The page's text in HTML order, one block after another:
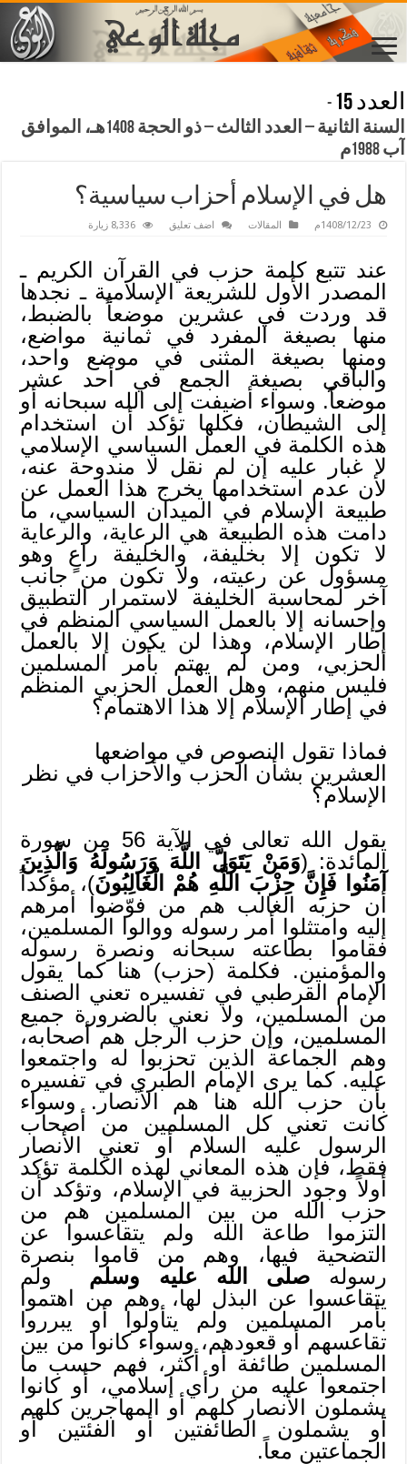
العدد 15
-
السنة الثانية – العدد الثالث – ذو الحجة 1408هـ، الموافق
آب 1988م
هل في الإسلام أحزاب سياسية؟
1408/12/23م المقالات اضف تعليق 8,336 زيارة
عند تتبع كلمة حزب في القرآن الكريم ـ
المصدر الأول للشريعة الإسلامية ـ نجدها
قد وردت في عشرين موضعاً بالضبط،
منها بصيغة المفرد في ثمانية مواضع،
ومنها بصيغة المثنى في موضع واحد،
والباقي بصيغة الجمع في أحد عشر
موضعاً. وسواء أضيفت إلى الله سبحانه أو
إلى الشيطان، فكلها تؤكد أن استخدام
هذه الكلمة في العمل السياسي الإسلامي
لا غبار عليه إن لم نقل لا مندوحة عنه،
لأن عدم استخدامها يخرج هذا العمل عن
طبيعة الإسلام في الميدان السياسي، ما
دامت هذه الطبيعة هي الرعاية، والرعاية
لا تكون إلا بخليفة، والخليفة راعٍ وهو
مسؤول عن رعيته، ولا تكون من جانب
آخر لمحاسبة الخليفة لاستمرار التطبيق
وإحسانه إلا بالعمل السياسي المنظم في
إطار الإسلام، وهذا لن يكون إلا بالعمل
الحزبي، ومن لم يهتم بأمر المسلمين
فليس منهم، وهل العمل الحزبي المنظم
في إطار الإسلام إلا هذا الاهتمام؟
فماذا تقول النصوص في مواضعها
العشرين بشأن الحزب والأحزاب في نظر
الإسلام؟
يقول الله تعالى في الآية 56 من سورة
المائدة: (وَمَنْ يَتَوَلَّ اللَّهَ وَرَسُولَهُ وَالَّذِينَ
آمَنُوا فَإِنَّ حِزْبَ اللَّهِ هُمْ الْغَالِبُونَ)، مؤكداً
أن حزبه الغالب هم من فوّضوا أمرهم
إليه وامتثلوا أمر رسوله ووالوا المسلمين،
فقاموا بطاعته سبحانه ونصرة رسوله
والمؤمنين. فكلمة (حزب) هنا كما يقول
الإمام القرطبي في تفسيره تعني الصنف
من المسلمين، ولا نعني بالضرورة جميع
المسلمين، وإن حزب الرجل هم أصحابه،
وهم الجماعة الذين تحزبوا له واجتمعوا
عليه. كما يرى الإمام الطبري في تفسيره
بأن حزب الله هنا هم الأنصار. وسواء
كانت تعني كل المسلمين من أصحاب
الرسول عليه السلام أو تعني الأنصار
فقط، فإن هذه المعاني لهذه الكلمة تؤكد
أولاً وجود الحزبية في الإسلام، وتؤكد أن
حزب الله من بين المسلمين هم من
التزموا طاعة الله ولم يتقاعسوا عن
التضحية فيها، وهم من قاموا بنصرة
رسوله صلى الله عليه وسلم
ولم
يتقاعسوا عن البذل لها، وهم من اهتموا
بأمر المسلمين ولم يتأولوا أو يبرروا
تقاعسهم أو قعودهم، وسواء كانوا من بين
المسلمين طائفة أو أكثر، فهم حسب ما
اجتمعوا عليه من رأي إسلامي، أو كانوا
يشملون الأنصار كلهم أو المهاجرين كلهم
أو يشملون الطائفتين أو الفئتين أو
الجماعتين معاً.